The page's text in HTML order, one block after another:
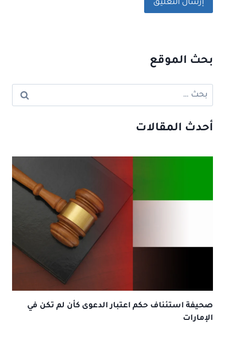
بحث الموقع
البحث
عن:
أحدث المقالات
صحيفة استئناف حكم اعتبار الدعوى كأن لم تكن في
الإمارات